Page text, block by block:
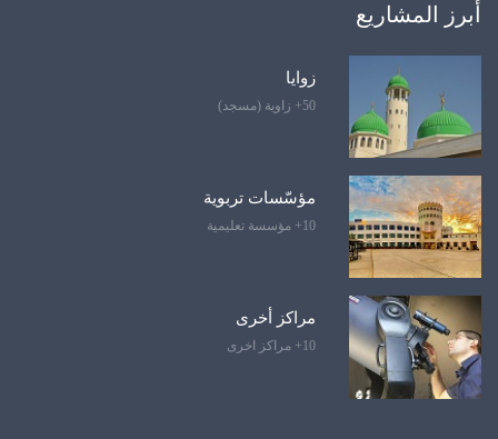
أبرز المشاريع
زوايا
50+ زاوية (مسجد)
مؤسّسات تربوية
10+ مؤسسة تعليمية
مراكز أخرى
10+ مراكز اخرى